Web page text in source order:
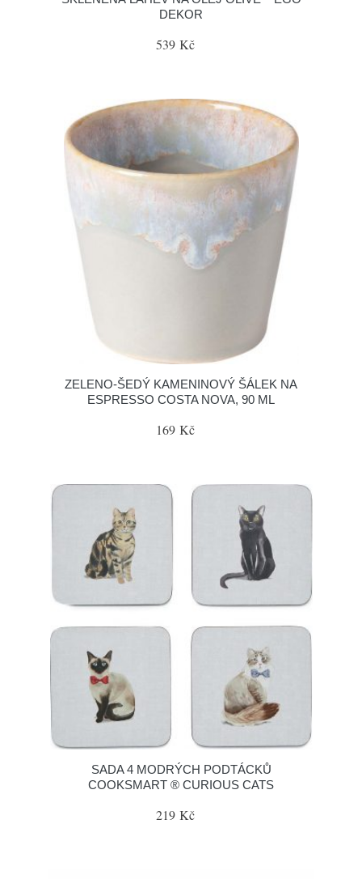
DEKOR
539 Kč
ZELENO-ŠEDÝ KAMENINOVÝ ŠÁLEK NA
ESPRESSO COSTA NOVA, 90 ML
169 Kč
SADA 4 MODRÝCH PODTÁCKŮ
COOKSMART ® CURIOUS CATS
219 Kč